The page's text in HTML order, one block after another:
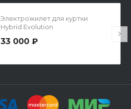
Электрожилет для куртки
Hybrid Evolution
33 000 ₽